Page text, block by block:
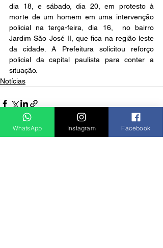
dia 18, e sábado, dia 20, em protesto à
morte de um homem em uma intervenção
policial na terça-feira, dia 16,  no bairro
Jardim São José II, que fica na região leste
da cidade. A Prefeitura solicitou reforço
policial da capital paulista para conter a
situação.
Notícias
WhatsApp Instagram Facebook